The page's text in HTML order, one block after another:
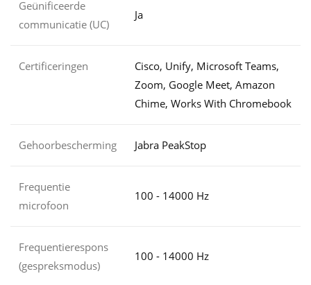
Geünificeerde
communicatie (UC)
Ja
Certificeringen
Cisco, Unify, Microsoft Teams,
Zoom, Google Meet, Amazon
Chime, Works With Chromebook
Gehoorbescherming Jabra PeakStop
Frequentie
microfoon
100 - 14000 Hz
Frequentierespons
(gespreksmodus)
100 - 14000 Hz